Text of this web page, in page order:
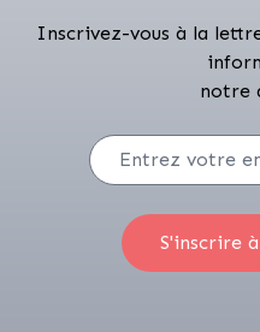
Inscrivez-vous à la
notre